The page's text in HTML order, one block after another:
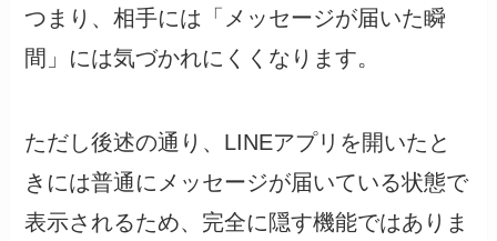
つまり、相手には「メッセージが届いた瞬
間」には気づかれにくくなります。
ただし後述の通り、LINEアプリを開いたと
きには普通にメッセージが届いている状態で
表示されるため、完全に隠す機能ではありま